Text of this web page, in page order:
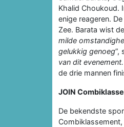
Khalid Choukoud.
enige reageren.
Zee. Barata wist
milde
gelukkig genoeg”,
van dit
de drie mannen
JOIN
De bekendste